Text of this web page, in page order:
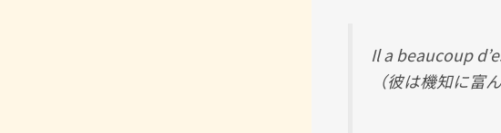
Il a beaucoup
（彼は機知に富